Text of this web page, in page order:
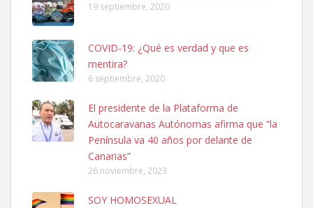
SHIBA PERDIDO AVDA JOSE MESA Y LOPEZ
PERRO MACHO RAZA SHIBA CON MICROCHIP PERDIDO HOY
06/07/2025 ZONA MESA Y LOPEZ. ES MUY ASUSTADIZO
Leales.org » Gran Canaria
6.7.2025
19 septiembre, 2020
COVID-19: ¿Qué es verdad y que es
mentira?
6 septiembre, 2020
El presidente de la Plataforma de
Autocaravanas Autónomas afirma que “la
Península va 40 años por delante de
Canarias”
26 noviembre, 2023
SOY HOMOSEXUAL